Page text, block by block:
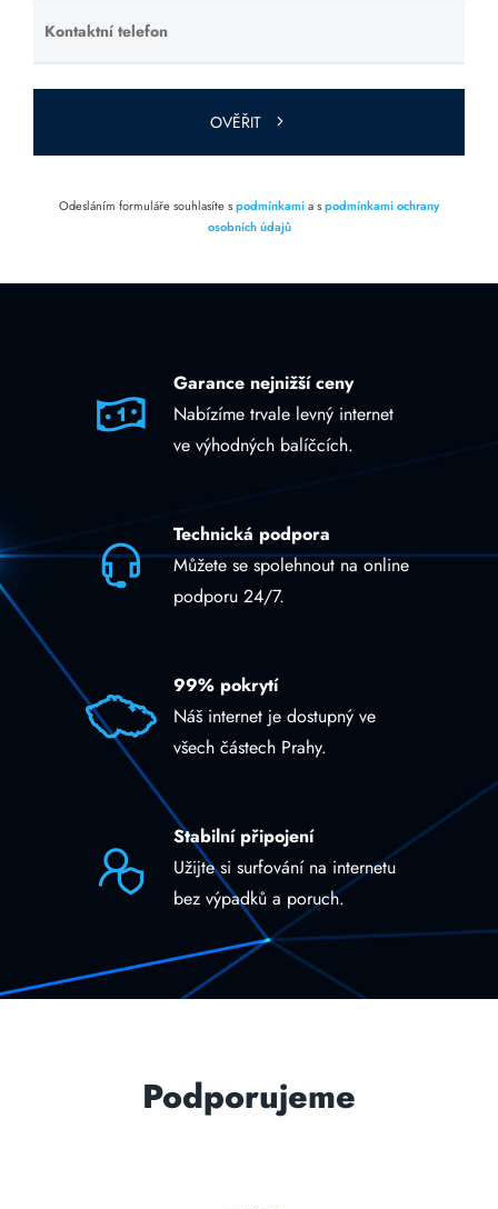
Kontaktní telefon
Ponechte
toto pole
prázdné.
OVĚŘIT
Odesláním formuláře souhlasíte spodmínkamia spodmínkami ochrany
osobních údajů
Garance nejnižší ceny
Nabízíme trvale levný internet
ve výhodných balíčcích.
Technická podpora
Můžete se spolehnout na online
podporu 24/7.
99% pokrytí
Náš internet je dostupný ve
všech částech Prahy.
Stabilní připojení
Užijte si surfování na internetu
bez výpadků a poruch.
Podporujeme